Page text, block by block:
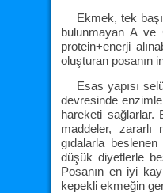
Ekmek, tek
bulunmayan A ve
protein+enerji
oluşturan posanın
Esas yapısı
devresinde
hareketi sağlarlar.
maddeler, zararlı
gıdalarla
düşük diyetlerle
Posanın en iyi
kepekli ekmeğin